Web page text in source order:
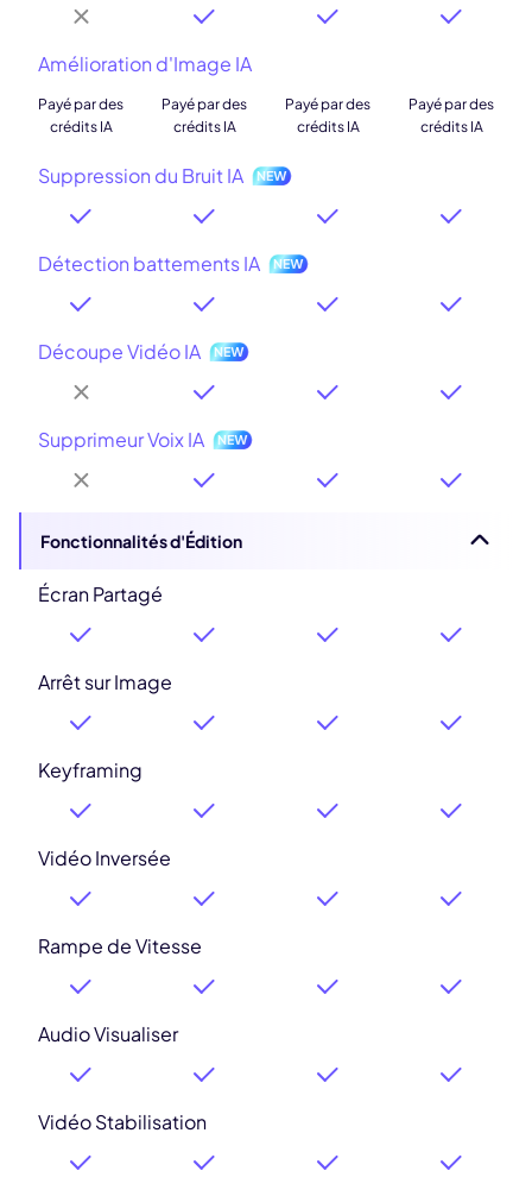
Amélioration d'Image IA
Payé par des
crédits IA
Payé par des
crédits IA
Payé par des
crédits IA
Payé par des
crédits IA
Suppression du Bruit IA
Détection battements IA
Découpe Vidéo IA
Supprimeur Voix IA
Fonctionnalités d'Édition
Écran Partagé
Arrêt sur Image
Keyframing
Vidéo Inversée
Rampe de Vitesse
Audio Visualiser
Vidéo Stabilisation